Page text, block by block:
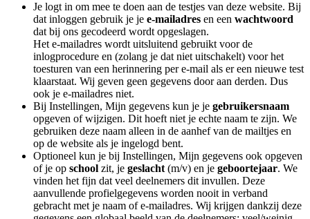
Je logt in om mee te doen aan de testjes van deze website. Bij
dat inloggen gebruik je je e-mailadres en een wachtwoord
dat bij ons gecodeerd wordt opgeslagen.
Het e-mailadres wordt uitsluitend gebruikt voor de
inlogprocedure en (zolang je dat niet uitschakelt) voor het
toesturen van een herinnering per e-mail als er een nieuwe test
klaarstaat. Wij geven geen gegevens door aan derden. Dus
ook je e-mailadres niet.
Bij Instellingen, Mijn gegevens kun je je gebruikersnaam
opgeven of wijzigen. Dit hoeft niet je echte naam te zijn. We
gebruiken deze naam alleen in de aanhef van de mailtjes en
op de website als je ingelogd bent.
Optioneel kun je bij Instellingen, Mijn gegevens ook opgeven
of je op school zit, je geslacht (m/v) en je geboortejaar. We
vinden het fijn dat veel deelnemers dit invullen. Deze
aanvullende profielgegevens worden nooit in verband
gebracht met je naam of e-mailadres. Wij krijgen dankzij deze